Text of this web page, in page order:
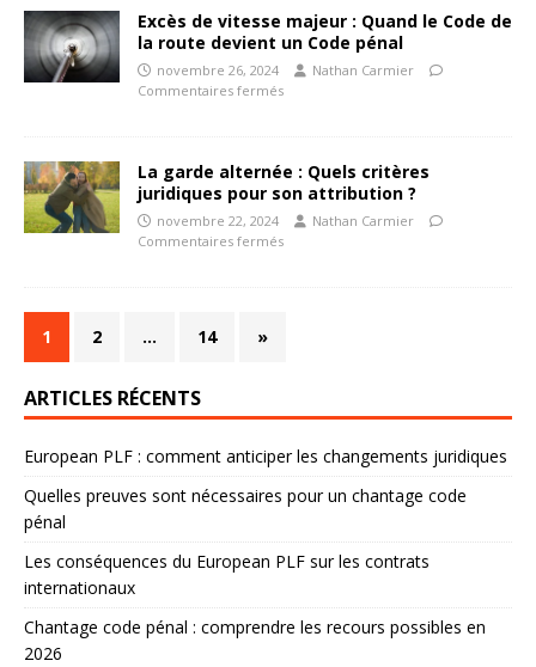
Excès de vitesse majeur : Quand le Code de
la route devient un Code pénal
novembre 26, 2024
Nathan Carmier
Commentaires fermés
La garde alternée : Quels critères
juridiques pour son attribution ?
novembre 22, 2024
Nathan Carmier
Commentaires fermés
1 2 … 14 »
ARTICLES RÉCENTS
European PLF : comment anticiper les changements juridiques
Quelles preuves sont nécessaires pour un chantage code
pénal
Les conséquences du European PLF sur les contrats
internationaux
Chantage code pénal : comprendre les recours possibles en
2026